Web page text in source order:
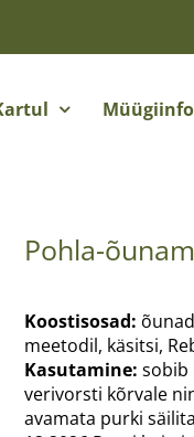
Müügiinfo
Pohla-
Koostisosad:
meetodil, käsitsi,
Kasutamine: sobib
verivorsti kõrvale
avamata purki